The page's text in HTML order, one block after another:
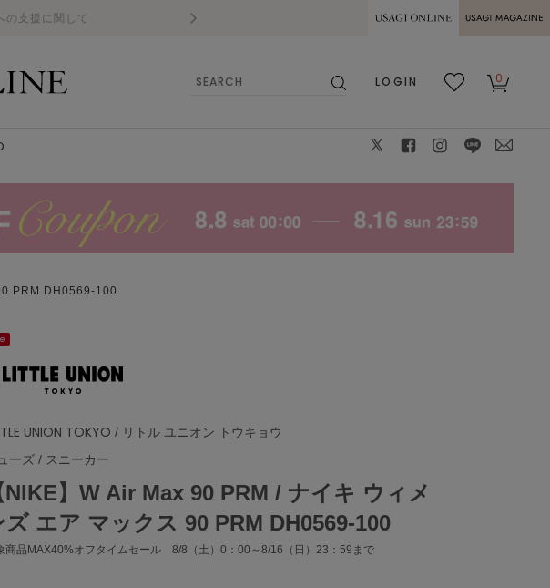
の支援に関して 熊本県熊本地方を震源とする地震の影響に
MAGAZINE
LOGIN
0
PRM DH0569-100
UNION TOKYO / リトル ユニオン トウキョウ
ーズ / スニーカー
NIKE】W Air Max 90 PRM / ナイキ ウィメ
ズ エア マックス 90 PRM DH0569-100
商品MAX40%オフタイムセール 8/8（土）0：00～8/16（日）23：59まで